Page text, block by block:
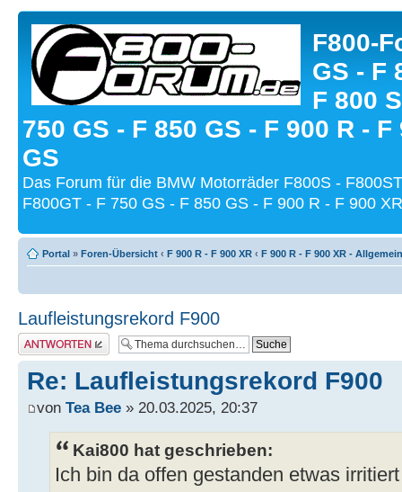
F800-
GS - F
F 800
750 GS - F 850 GS - F 900 R - F
GS
Das Forum für die BMW Motorräder F800S -
F800GT - F 750 GS - F 850 GS - F 900 R - F 900
Portal » Foren-Übersicht ‹ F 900 R - F 900 XR ‹ F 900 R - F 900 XR - Allgemein
Laufleistungsrekord F900
Antwort schreiben
Re: Laufleistungsrekord F900
von Tea Bee » 20.03.2025, 20:37
Kai800 hat geschrieben:
Ich bin da offen gestanden etwas